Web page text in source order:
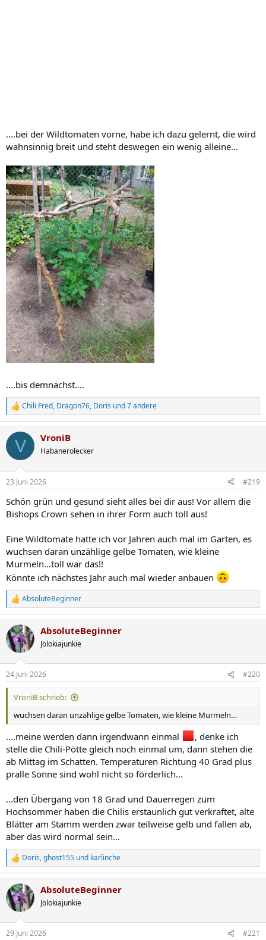
....bei der Wildtomaten vorne, habe ich dazu gelernt, die wird
wahnsinnig breit und steht deswegen ein wenig alleine...
....bis demnächst....
R
e
k
i
e
:
Chili Fred, Dragon76, Doris und 7 andere
V VroniB
Habanerolecker
23 Juni 2026 #219
Schön grün und gesund sieht alles bei dir aus! Vor allem die
Bishops Crown sehen in ihrer Form auch toll aus!
Eine Wildtomate hatte ich vor Jahren auch mal im Garten, es
wuchsen daran unzählige gelbe Tomaten, wie kleine
Murmeln…toll war das!!
Könnte ich nächstes Jahr auch mal wieder anbauen
R
e
k
t
i
e
n
AbsoluteBeginner
AbsoluteBeginner
Jolokiajunkie
24 Juni 2026 #220
VroniB schrieb:
wuchsen daran unzählige gelbe Tomaten, wie kleine Murmeln…
....meine werden dann irgendwann einmal
, denke ich
stelle die Chili-Pötte gleich noch einmal um, dann stehen die
ab Mittag im Schatten. Temperaturen Richtung 40 Grad plus
pralle Sonne sind wohl nicht so förderlich...
...den Übergang von 18 Grad und Dauerregen zum
Hochsommer haben die Chilis erstaunlich gut verkraftet, alte
Blätter am Stamm werden zwar teilweise gelb und fallen ab,
aber das wird normal sein...
R
e
k
t
i
e
Doris,ghost155 und karlinche
AbsoluteBeginner
Jolokiajunkie
29 Juni 2026 #221